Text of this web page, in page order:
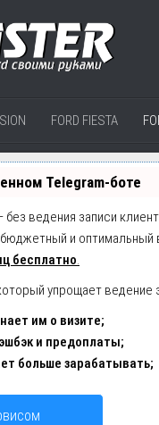
FORD FIESTA
Telegram-боте
ведения записи
и оптимальный
бесплатно.
упрощает ведение
им о визите;
и предоплаты;
больше зарабатывать;